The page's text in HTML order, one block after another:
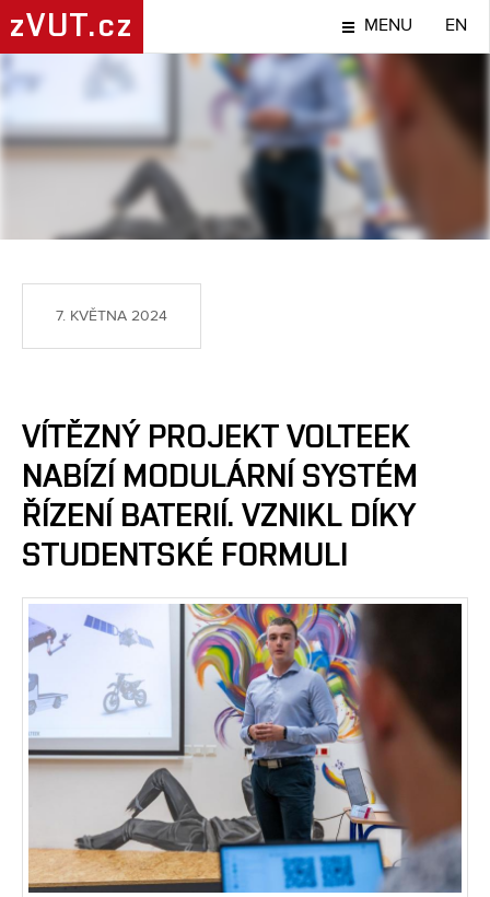
zVUT.cz MENU EN
NÁPADY A OBJEVY
7. KVĚTNA 2024
VÍTĚZNÝ PROJEKT VOLTEEK
NABÍZÍ MODULÁRNÍ SYSTÉM
ŘÍZENÍ BATERIÍ. VZNIKL DÍKY
STUDENTSKÉ FORMULI